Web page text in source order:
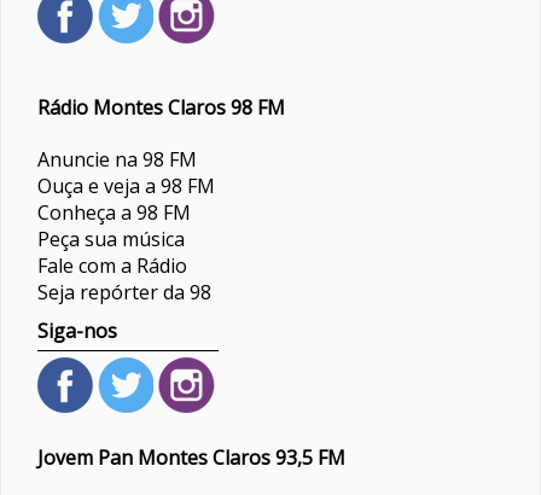
Rádio Montes Claros 98 FM
Anuncie na 98 FM
Ouça e veja a 98 FM
Conheça a 98 FM
Peça sua música
Fale com a Rádio
Seja repórter da 98
Siga-nos
Jovem Pan Montes Claros 93,5 FM